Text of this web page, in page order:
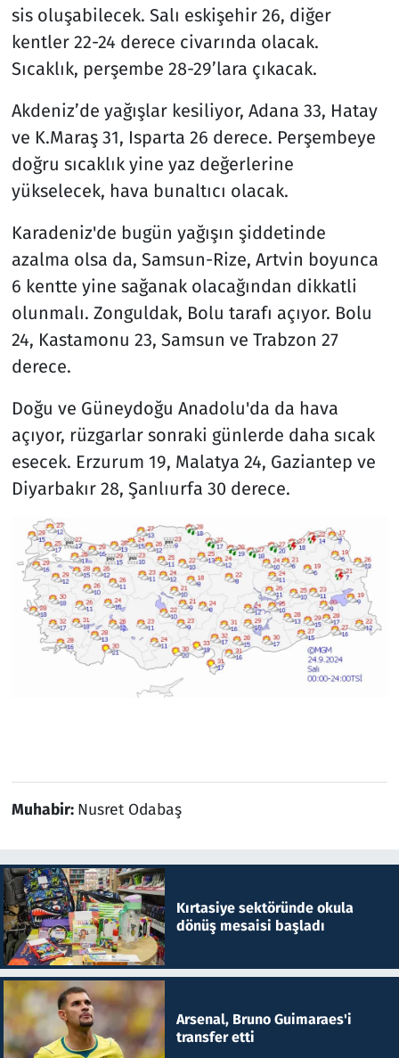
sis oluşabilecek. Salı eskişehir 26, diğer
kentler 22-24 derece civarında olacak.
Sıcaklık, perşembe 28-29’lara çıkacak.
Akdeniz’de yağışlar kesiliyor, Adana 33, Hatay
ve K.Maraş 31, Isparta 26 derece. Perşembeye
doğru sıcaklık yine yaz değerlerine
yükselecek, hava bunaltıcı olacak.
Karadeniz'de bugün yağışın şiddetinde
azalma olsa da, Samsun-Rize, Artvin boyunca
6 kentte yine sağanak olacağından dikkatli
olunmalı. Zonguldak, Bolu tarafı açıyor. Bolu
24, Kastamonu 23, Samsun ve Trabzon 27
derece.
Doğu ve Güneydoğu Anadolu'da da hava
açıyor, rüzgarlar sonraki günlerde daha sıcak
esecek. Erzurum 19, Malatya 24, Gaziantep ve
Diyarbakır 28, Şanlıurfa 30 derece.
Muhabir: Nusret Odabaş
Kırtasiye sektöründe okula
dönüş mesaisi başladı
Arsenal, Bruno Guimaraes'i
transfer etti